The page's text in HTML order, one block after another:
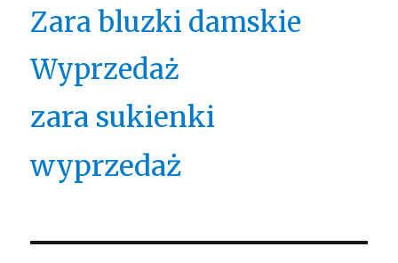
Zara bluzki damskie
Wyprzedaż
zara sukienki
wyprzedaż